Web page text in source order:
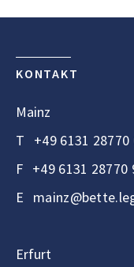
KONTAKT
Mainz
T +49 6131 28770
F +49 6131 28770
E
Erfurt